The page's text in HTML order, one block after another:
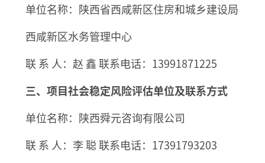
单位名称：陕西省西咸新区住房和城乡建设局
西咸新区水务管理中心
联 系 人：赵 鑫 联系电话：13991871225
三、项目社会稳定风险评估单位及联系方式
单位名称：陕西舜元咨询有限公司
联 系 人：李 聪 联系电话：17391793203